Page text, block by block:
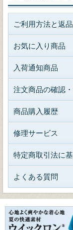
ご利用方法と返
お気に入り商品
入荷通知商品
注文商品の確認
商品購入履歴
修理サービス
特定商取引法に
よくある質問